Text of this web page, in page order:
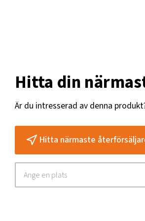
Hitta din
Är du intresserad av denna
Hitta närmaste